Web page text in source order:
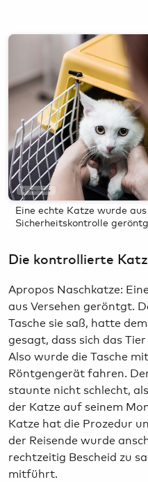
GettyImages
Eine echte Katze wurde
Sicherheitskontrolle
Die kontrollierte
Apropos Naschkatze:
aus Versehen geröntgt.
Tasche sie saß, hatte
gesagt, dass sich das
Also wurde die Tasche
Röntgengerät fahren.
staunte nicht schlecht,
der Katze auf seinem
Katze hat die Prozedur
der Reisende wurde
rechtzeitig Bescheid zu
mitführt.